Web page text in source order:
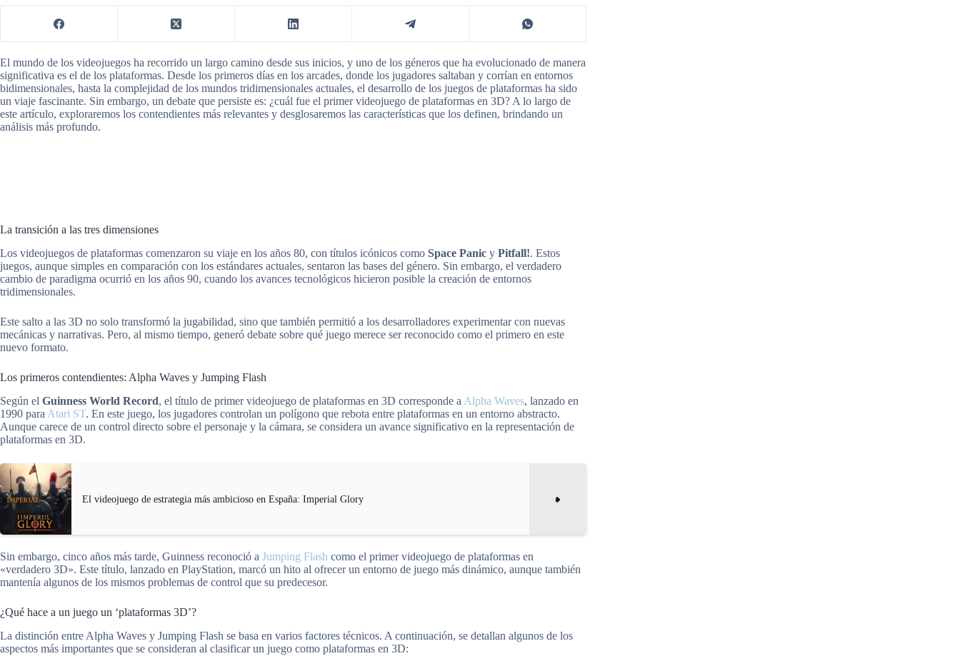
El mundo de los videojuegos ha recorrido un largo camino desde sus inicios, y uno de los géneros que ha evolucionado de manera
significativa es el de los plataformas. Desde los primeros días en los arcades, donde los jugadores saltaban y corrían en entornos
bidimensionales, hasta la complejidad de los mundos tridimensionales actuales, el desarrollo de los juegos de plataformas ha sido
un viaje fascinante. Sin embargo, un debate que persiste es: ¿cuál fue el primer videojuego de plataformas en 3D? A lo largo de
este artículo, exploraremos los contendientes más relevantes y desglosaremos las características que los definen, brindando un
análisis más profundo.
La transición a las tres dimensiones
Los videojuegos de plataformas comenzaron su viaje en los años 80, con títulos icónicos como Space Panic y Pitfall!. Estos
juegos, aunque simples en comparación con los estándares actuales, sentaron las bases del género. Sin embargo, el verdadero
cambio de paradigma ocurrió en los años 90, cuando los avances tecnológicos hicieron posible la creación de entornos
tridimensionales.
Este salto a las 3D no solo transformó la jugabilidad, sino que también permitió a los desarrolladores experimentar con nuevas
mecánicas y narrativas. Pero, al mismo tiempo, generó debate sobre qué juego merece ser reconocido como el primero en este
nuevo formato.
Los primeros contendientes: Alpha Waves y Jumping Flash
Según el Guinness World Record, el título de primer videojuego de plataformas en 3D corresponde a Alpha Waves, lanzado en
1990 para Atari ST. En este juego, los jugadores controlan un polígono que rebota entre plataformas en un entorno abstracto.
Aunque carece de un control directo sobre el personaje y la cámara, se considera un avance significativo en la representación de
plataformas en 3D.
El videojuego de estrategia más ambicioso en España: Imperial Glory
Sin embargo, cinco años más tarde, Guinness reconoció a Jumping Flash como el primer videojuego de plataformas en
«verdadero 3D». Este título, lanzado en PlayStation, marcó un hito al ofrecer un entorno de juego más dinámico, aunque también
mantenía algunos de los mismos problemas de control que su predecesor.
¿Qué hace a un juego un ‘plataformas 3D’?
La distinción entre Alpha Waves y Jumping Flash se basa en varios factores técnicos. A continuación, se detallan algunos de los
aspectos más importantes que se consideran al clasificar un juego como plataformas en 3D: